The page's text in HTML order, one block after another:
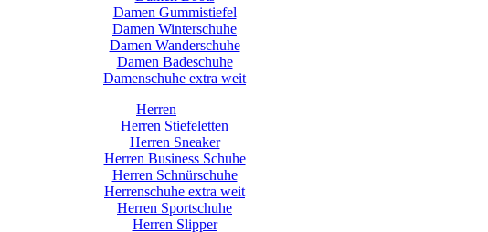
Damen Gummistiefel
Damen Winterschuhe
Damen Wanderschuhe
Damen Badeschuhe
Damenschuhe extra weit
Herren
Herren Stiefeletten
Herren Sneaker
Herren Business Schuhe
Herren Schnürschuhe
Herrenschuhe extra weit
Herren Sportschuhe
Herren Slipper